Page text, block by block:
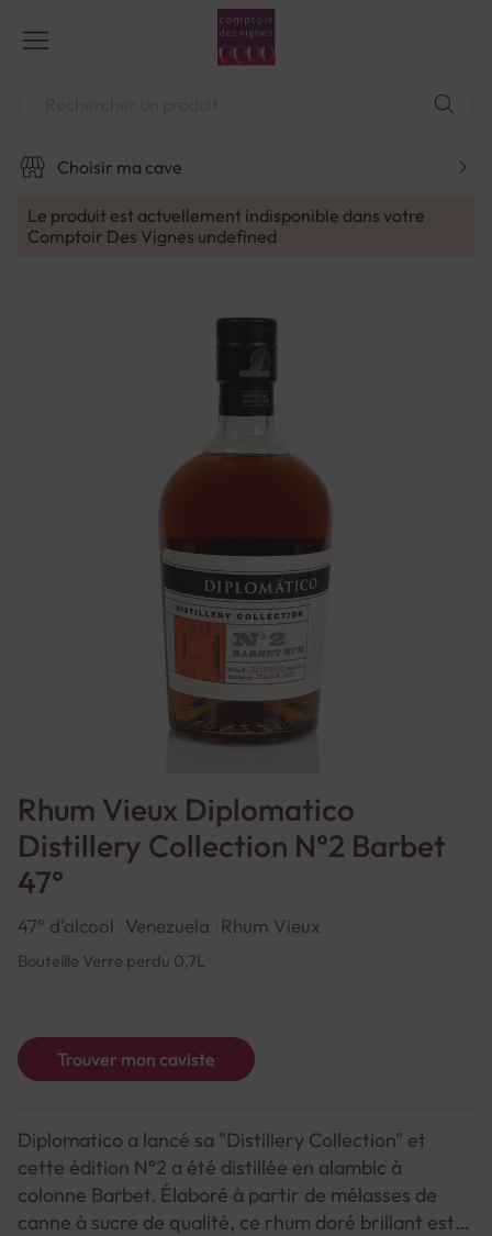
contenu
Choisir ma cave
Le produit est actuellement indisponible dans votre
Comptoir Des Vignes undefined
Rhum Vieux Diplomatico
Distillery Collection N°2 Barbet
47°
47° d'alcool Venezuela Rhum Vieux
Bouteille Verre perdu 0,7L
Trouver mon caviste
Diplomatico a lancé sa "Distillery Collection" et
cette édition N°2 a été distillée en alambic à
colonne Barbet. Élaboré à partir de mélasses de
canne à sucre de qualité, ce rhum doré brillant est